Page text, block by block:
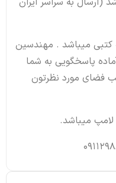
کتبی میباشد . مهندسین
پاسخگویی به شما
فضای مورد نظرتون
میباشد.